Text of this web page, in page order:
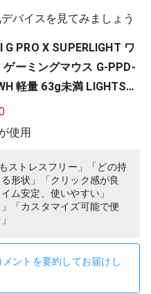
バイスを見てみましょう
PRO X SUPERLIGHT ワ
ゲーミングマウス G-PPD-
軽量 63g未満 LIGHTSP
25Kセンサー POWERPLA
電 対応 ゲーミング マウス
使用
ストレスフリー」「どの持
形状」「クリック感が良
ム安定、使いやすい」
「カスタマイズ可能で便
ントを要約してお届けし